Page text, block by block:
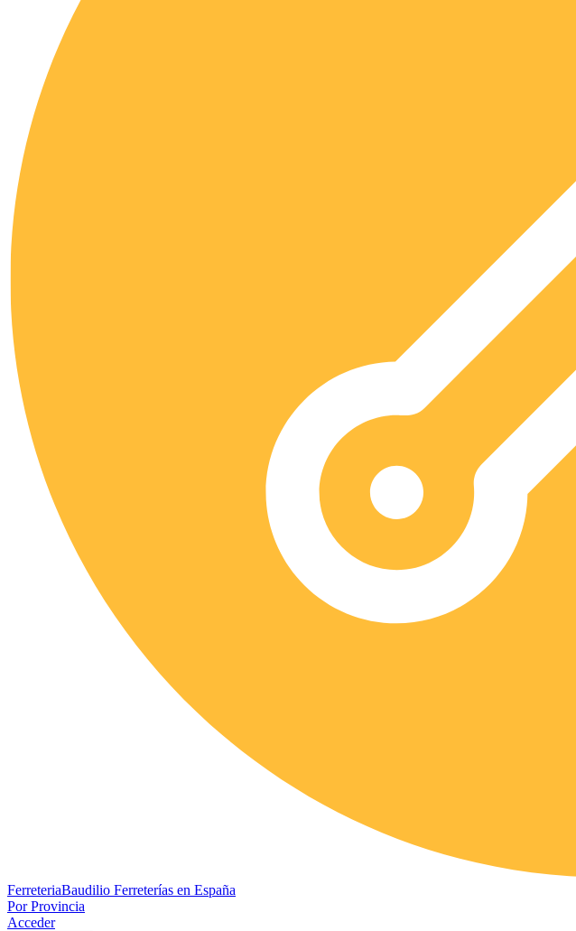
FerreteriaBaudilio Ferreterías en España
Por Provincia
Acceder